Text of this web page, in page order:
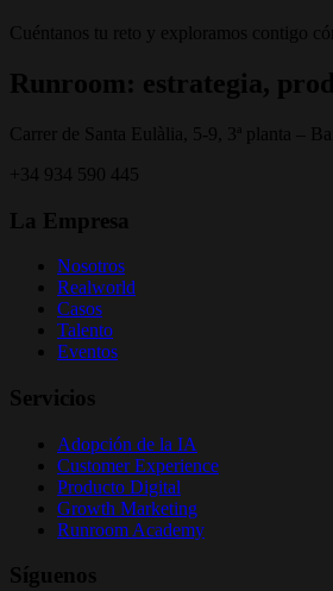
Cuéntanos tu reto y exploramos contigo
Runroom: estrategia,
Carrer de Santa Eulàlia, 5-9, 3ª planta –
+34 934 590 445
La Empresa
Nosotros
Realworld
Casos
Talento
Eventos
Servicios
Adopción de la IA
Customer Experience
Producto Digital
Growth Marketing
Runroom Academy
Síguenos